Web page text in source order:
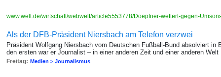
www.welt.de/wirtschaft/webwelt/article5553778/Doepfner-wettert-gegen-
Als der DFB-Präsident Niersbach am Telefon verzwei
Präsident Wolfgang Niersbach vom Deutschen Fußball-Bund absolviert
den ersten war er Journalist – in einer anderen Zeit und einer anderen Welt
Freitag: Medien > Journalismus